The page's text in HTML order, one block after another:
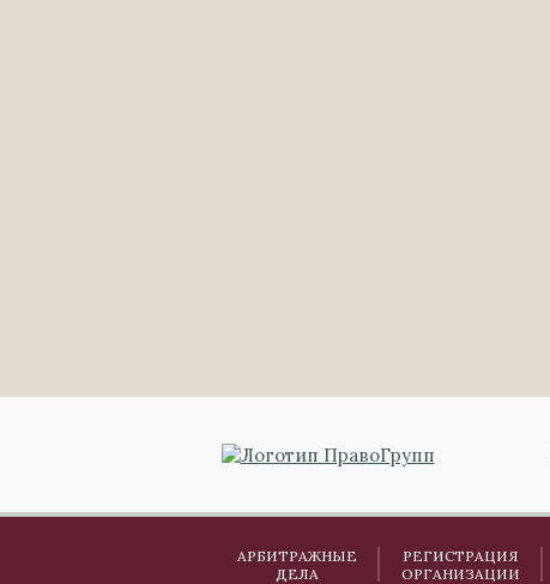
АРБИТРАЖНЫЕ
ДЕЛА
РЕГИСТРАЦИЯ
ОРГАНИЗАЦИИ